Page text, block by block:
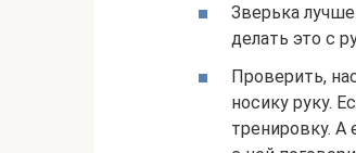
Зверька
делать это с
Проверить,
носику руку.
тренировку. А